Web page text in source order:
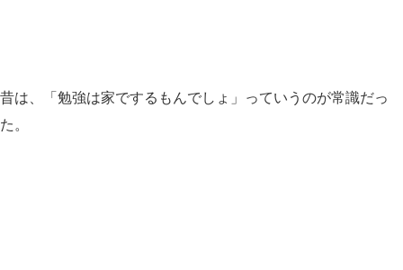
昔は、「勉強は家でするもんでしょ」っていうのが常識だっ
た。